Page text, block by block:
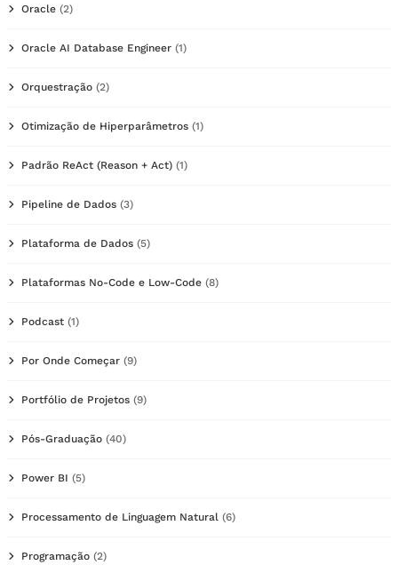
Oracle (2)
Oracle AI Database Engineer (1)
Orquestração (2)
Otimização de Hiperparâmetros (1)
Padrão ReAct (Reason + Act) (1)
Pipeline de Dados (3)
Plataforma de Dados (5)
Plataformas No-Code e Low-Code (8)
Podcast (1)
Por Onde Começar (9)
Portfólio de Projetos (9)
Pós-Graduação (40)
Power BI (5)
Processamento de Linguagem Natural (6)
Programação (2)